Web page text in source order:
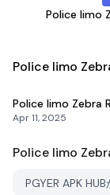
Police limo
Police limo
Police limo Zebra
Apr 11, 2025
Police limo